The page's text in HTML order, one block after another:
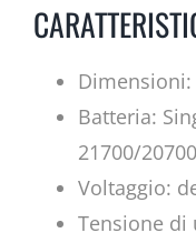
Batteria:
21700/
Voltaggio:
Tensione di